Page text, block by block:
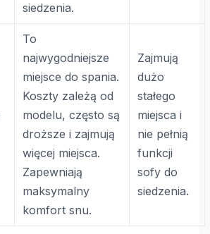
siedzenia.
To
najwygodniejsze
miejsce do spania.
Koszty zależą od
modelu, często są
droższe i zajmują
więcej miejsca.
Zapewniają
maksymalny
komfort snu.
Zajmują
dużo
stałego
miejsca i
nie pełnią
funkcji
sofy do
siedzenia.